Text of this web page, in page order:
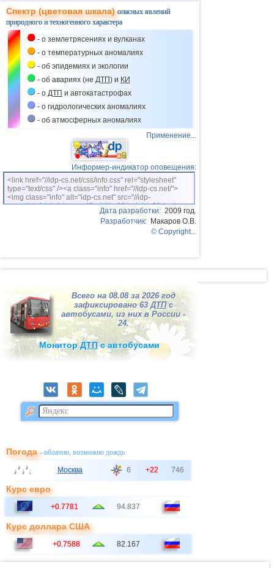
Спектр (цветовая шкала)опасных явлений
природного и техногенного характера
- о землетрясениях и вулканах
- о температурных аномалиях
- об эпидемиях и экологии
- об авариях (не ДТП) и КИ
- о ДТП и автокатастрофах
- о гидрологических аномалиях
- об атмосферных аномалиях
Применение...
Информер-индикатор оповещения:
<link href="//idp-cs.net/css/info.css" rel="stylesheet"
type="text/css" /><a class="info" href="//idp-cs.net/">
<img class="info" alt="idp-cs.net" src="//idp-
cs.net/pix/idpinfok_sm.gif" width=88 height=31 /></a>
Дата разработки: 2009 год.
Разработчик: Макаров О.В.
© Copyright...
Всего на 08.08 за 2026 год
зафиксировано 63ДТПс
автобусами, из них в России -
24.
Монитор ДТПс автобусами
Погода- облачно, возможно дождь
Москва 6 +22 746
Курс евро
+0.7781 94.837
Курс доллара США
+0.7588 82.167